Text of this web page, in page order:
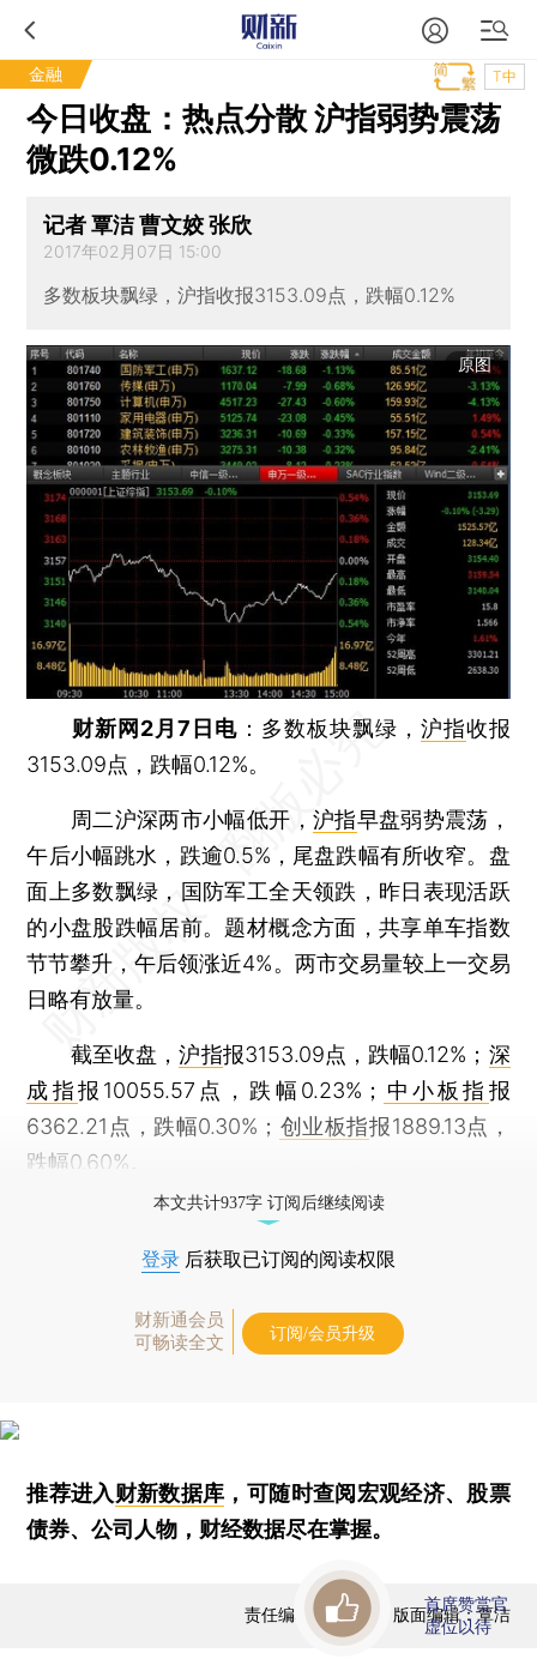
金融 T中
今日收盘：热点分散 沪指弱势震荡
微跌0.12%
记者 覃洁 曹文姣 张欣
2017年02月07日 15:00
多数板块飘绿，沪指收报3153.09点，跌幅0.12%
原图
财新网2月7日电 ：多数板块飘绿， 沪指收报
3153.09点，跌幅0.12%。
周二沪深两市小幅低开， 沪指早盘弱势震荡，
午后小幅跳水，跌逾0.5%，尾盘跌幅有所收窄。盘
面上多数飘绿，国防军工全天领跌，昨日表现活跃
的小盘股跌幅居前。题材概念方面，共享单车指数
节节攀升，午后领涨近4%。两市交易量较上一交易
日略有放量。
截至收盘，沪指报3153.09点，跌幅0.12%； 深
成指报10055.57点，跌幅0.23%； 中小板指 报
6362.21点，跌幅0.30%； 创业板指报1889.13点，
跌幅0.60%。
本文共计937字 订阅后继续阅读
登录 后获取已订阅的阅读权限
财新通会员
可畅读全文
订阅/会员升级
推荐进入财新数据库 ，可随时查阅宏观经济、股票
债券、公司人物，财经数据尽在掌握。
责任编辑：曹文姣 | 版面编辑：覃洁
首席赞赏官
虚位以待